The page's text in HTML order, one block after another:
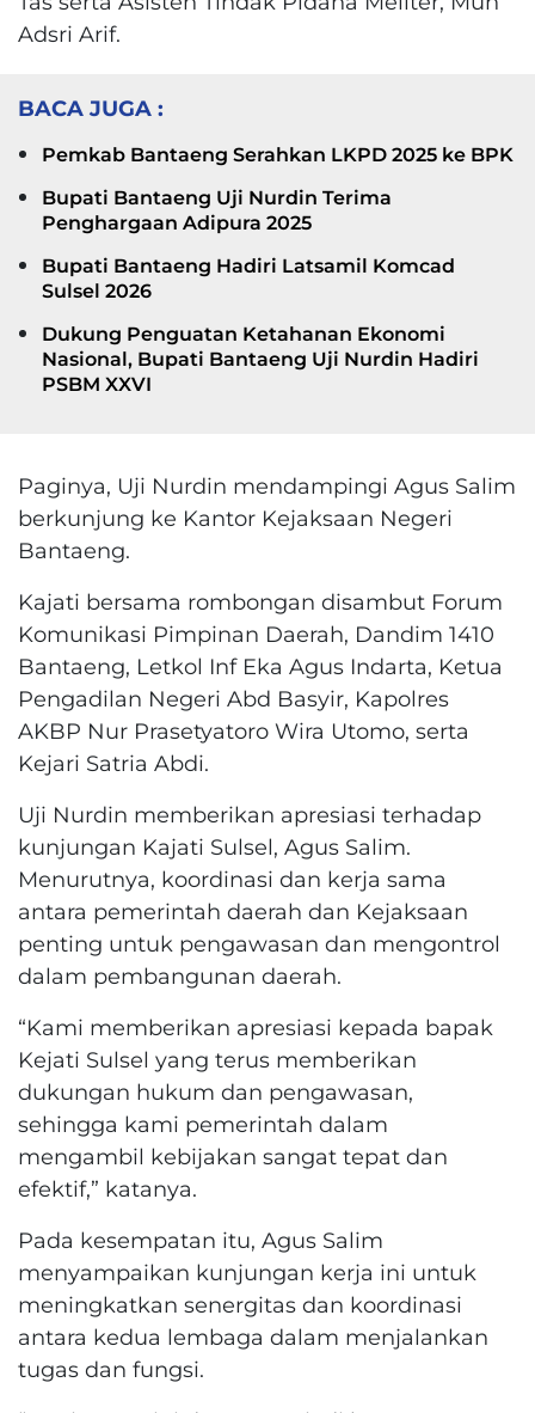
Adsri Arif.
BACA JUGA :
Pemkab Bantaeng Serahkan LKPD 2025 ke BPK
Bupati Bantaeng Uji Nurdin Terima
Penghargaan Adipura 2025
Bupati Bantaeng Hadiri Latsamil Komcad
Sulsel 2026
Dukung Penguatan Ketahanan Ekonomi
Nasional, Bupati Bantaeng Uji Nurdin Hadiri
PSBM XXVI
Paginya, Uji Nurdin mendampingi Agus Salim
berkunjung ke Kantor Kejaksaan Negeri
Bantaeng.
Kajati bersama rombongan disambut Forum
Komunikasi Pimpinan Daerah, Dandim 1410
Bantaeng, Letkol Inf Eka Agus Indarta, Ketua
Pengadilan Negeri Abd Basyir, Kapolres
AKBP Nur Prasetyatoro Wira Utomo, serta
Kejari Satria Abdi.
Uji Nurdin memberikan apresiasi terhadap
kunjungan Kajati Sulsel, Agus Salim.
Menurutnya, koordinasi dan kerja sama
antara pemerintah daerah dan Kejaksaan
penting untuk pengawasan dan mengontrol
dalam pembangunan daerah.
“Kami memberikan apresiasi kepada bapak
Kejati Sulsel yang terus memberikan
dukungan hukum dan pengawasan,
sehingga kami pemerintah dalam
mengambil kebijakan sangat tepat dan
efektif,” katanya.
Pada kesempatan itu, Agus Salim
menyampaikan kunjungan kerja ini untuk
meningkatkan senergitas dan koordinasi
antara kedua lembaga dalam menjalankan
tugas dan fungsi.